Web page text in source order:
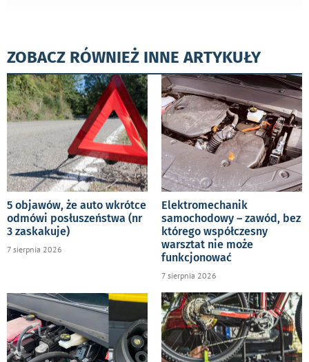
ZOBACZ RÓWNIEŻ INNE ARTYKUŁY
5 objawów, że auto wkrótce
odmówi posłuszeństwa (nr
3 zaskakuje)
7 sierpnia 2026
Elektromechanik
samochodowy – zawód, bez
którego współczesny
warsztat nie może
funkcjonować
7 sierpnia 2026